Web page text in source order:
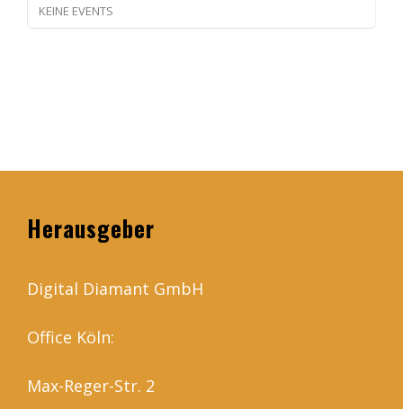
KEINE EVENTS
Herausgeber
Digital Diamant GmbH
Office Köln:
Max-Reger-Str. 2